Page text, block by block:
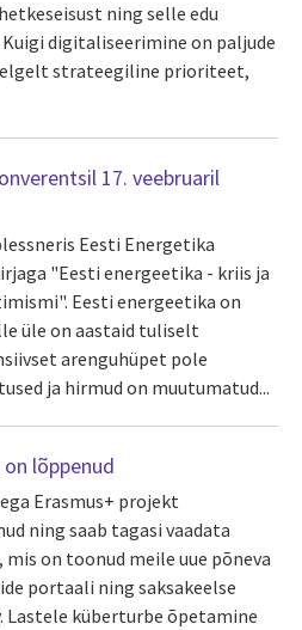
ning selle edu
digitaliseerimine on paljude
strateegiline prioriteet,
17. veebruaril
Eesti Energetika
"Eesti energeetika - kriis ja
Eesti energeetika on
üle on aastaid tuliselt
arenguhüpet pole
ja hirmud on muutumatud...
lõppenud
Erasmus+ projekt
ning saab tagasi vaadata
on toonud meile uue põneva
portaali ning saksakeelse
Lastele küberturbe õpetamine